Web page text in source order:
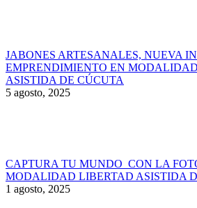
JABONES ARTESANALES, NUEVA
EMPRENDIMIENTO EN
ASISTIDA DE CÚCUTA
5 agosto, 2025
CAPTURA TU MUNDO CON LA
MODALIDAD LIBERTAD ASISTIDA
1 agosto, 2025